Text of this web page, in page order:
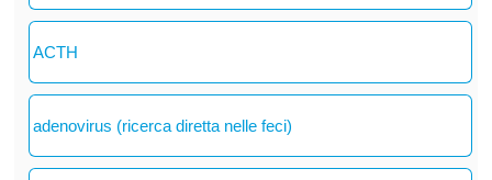
ACTH
adenovirus (ricerca diretta nelle feci)